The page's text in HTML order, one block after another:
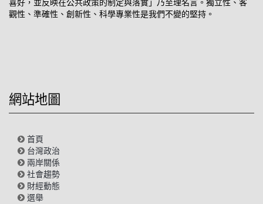
觀性、準確性、創新性、科學專業性是我們不變的堅持。
網站地圖
首頁
台灣政治
兩岸關係
社會趨勢
財經動態
選舉